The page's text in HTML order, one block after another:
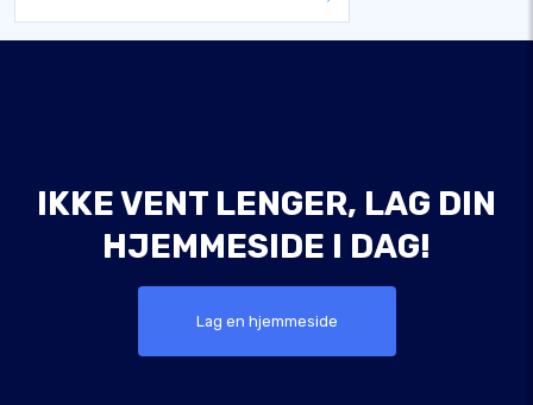
IKKE VENT LENGER, LAG DIN
HJEMMESIDE I DAG!
Lag en hjemmeside